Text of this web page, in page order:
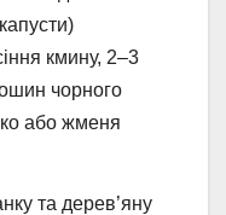
кмину, 2–3
чорного
або жменя
та дерев’яну